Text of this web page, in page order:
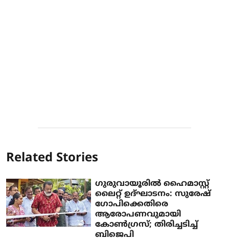
Related Stories
ഗുരുവായൂരിൽ ഹൈമാസ്റ്റ്
ലൈറ്റ് ഉദ്ഘാടനം: സുരേഷ്
ഗോപിക്കെതിരെ
ആരോപണവുമായി
കോൺഗ്രസ്; തിരിച്ചടിച്ച്
ബിജെപി